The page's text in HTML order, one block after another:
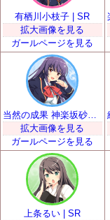
有栖川小枝子 | SR
拡大画像を見る
ガールページを見る
拡大画像を見る
ガールページを見る
上条るい | SR